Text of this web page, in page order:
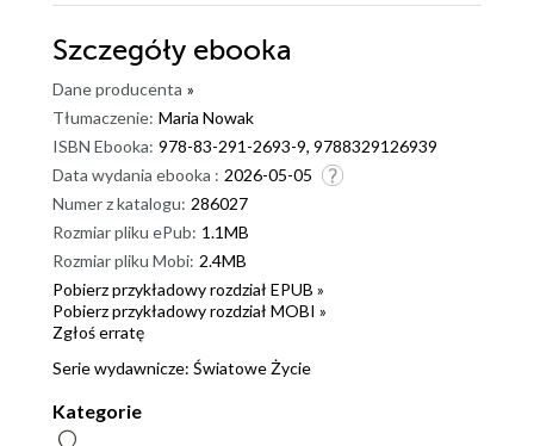
Szczegóły ebooka
Dane producenta »
Tłumaczenie: Maria Nowak
ISBN Ebooka: 978-83-291-2693-9, 9788329126939
Data wydania ebooka : 2026-05-05
Numer z katalogu: 286027
Rozmiar pliku ePub: 1.1MB
Rozmiar pliku Mobi: 2.4MB
Pobierz przykładowy rozdział EPUB »
Pobierz przykładowy rozdział MOBI »
Zgłoś erratę
Serie wydawnicze: Światowe Życie
Kategorie